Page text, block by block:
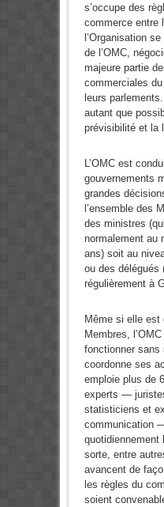
s’occupe des
commerce
l’Organisation
de l’OMC,
majeure partie
commerciales
leurs
autant que
prévisibilité et la
L’OMC est
gouvernements
grandes
l’ensemble des
des ministres
normalement au
ans) soit au
ou des délégués
régulièrement à
Même si elle
Membres,
fonctionner sans
coordonne ses
emploie plus de
experts —
statisticiens et
communication
quotidiennement
sorte, entre
avancent de
les règles du
soient